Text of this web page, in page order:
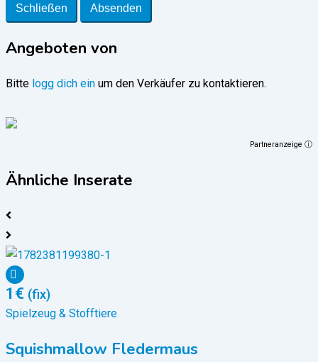
Schließen Absenden
Angeboten von
Bitte logg dich ein um den Verkäufer zu kontaktieren.
Partneranzeige ⓘ
Ähnliche Inserate
1 € (fix)
Spielzeug & Stofftiere
Squishmallow Fledermaus